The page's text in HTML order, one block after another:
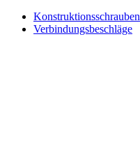
Konstruktionsschrauben
Verbindungsbeschläge